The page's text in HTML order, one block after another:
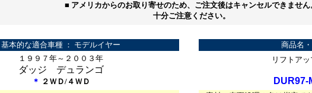
■ アメリカからのお取り寄せのため、ご注文後はキャンセルできません
十分ご注意ください。
基本的な適合車種 ： モデルイヤー
商品名
１９９７年～２００３年
ダッジ デュランゴ
＊ ２ＷＤ/４ＷＤ
リフトア
DUR97-